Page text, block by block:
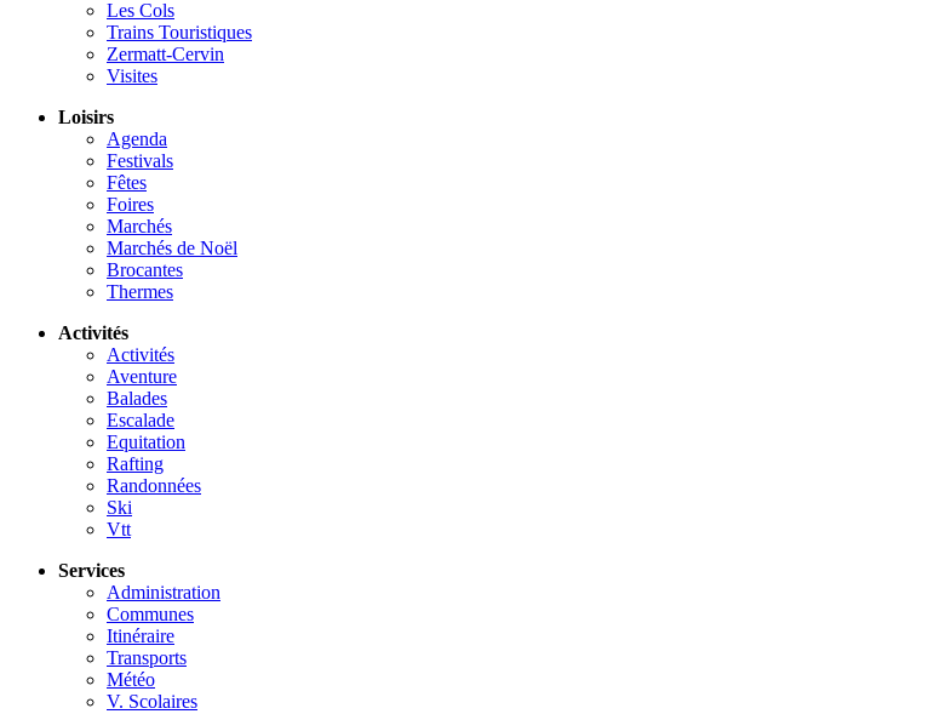
Les Cols
Trains Touristiques
Zermatt-Cervin
Visites
Loisirs
Agenda
Festivals
Fêtes
Foires
Marchés
Marchés de Noël
Brocantes
Thermes
Activités
Activités
Aventure
Balades
Escalade
Equitation
Rafting
Randonnées
Ski
Vtt
Services
Administration
Communes
Itinéraire
Transports
Météo
V. Scolaires